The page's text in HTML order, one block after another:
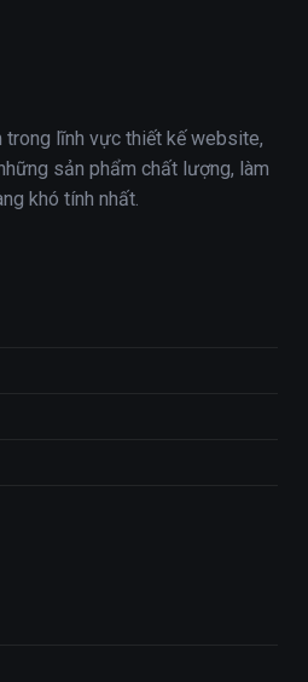
trong lĩnh vực thiết kế website,
sản phẩm chất lượng, làm
khó tính nhất.